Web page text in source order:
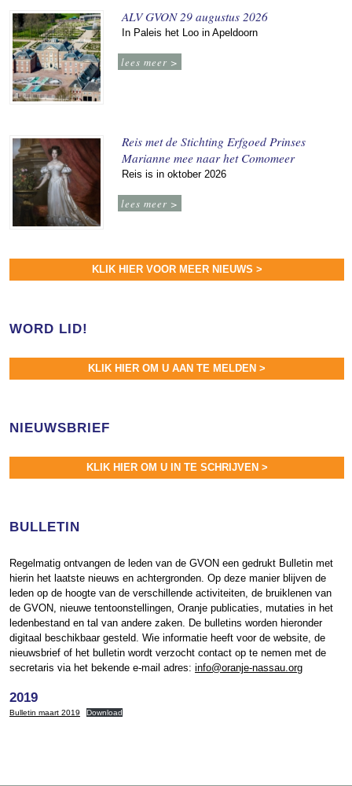
ALV GVON 29 augustus 2026
In Paleis het Loo in Apeldoorn
lees meer >
Reis met de Stichting Erfgoed Prinses
Marianne mee naar het Comomeer
Reis is in oktober 2026
lees meer >
KLIK HIER VOOR MEER NIEUWS >
WORD LID!
KLIK HIER OM U AAN TE MELDEN >
NIEUWSBRIEF
KLIK HIER OM U IN TE SCHRIJVEN >
BULLETIN
Regelmatig ontvangen de leden van de GVON een gedrukt Bulletin met
hierin het laatste nieuws en achtergronden. Op deze manier blijven de
leden op de hoogte van de verschillende activiteiten, de bruiklenen van
de GVON, nieuwe tentoonstellingen, Oranje publicaties, mutaties in het
ledenbestand en tal van andere zaken. De bulletins worden hieronder
digitaal beschikbaar gesteld. Wie informatie heeft voor de website, de
nieuwsbrief of het bulletin wordt verzocht contact op te nemen met de
secretaris via het bekende e-mail adres: info@oranje-nassau.org
2019
Bulletin maart 2019 Download